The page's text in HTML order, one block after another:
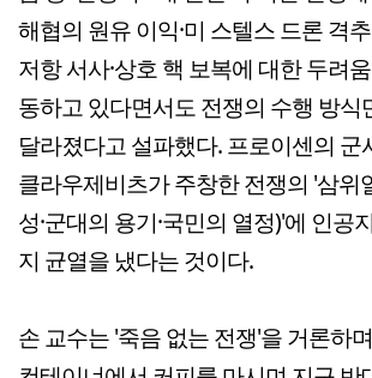
해협의 원유 이익·미 스텔스 드론 격
저항 서사·상호 핵 보복에 대한 두려
동하고 있다면서도 전쟁의 수행 방식
달라졌다고 설파했다. 프로이센의 군
클라우제비츠가 주창한 전쟁의 '삼위
성·군대의 용기·국민의 열정)'에 인공
지 균열을 냈다는 것이다.
손 교수는 '죽음 없는 전쟁'을 거론하